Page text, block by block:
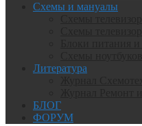
Схемы и мануалы
Литература
БЛОГ
ФОРУМ